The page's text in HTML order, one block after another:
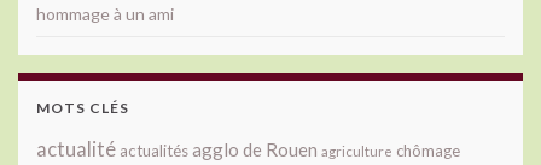
hommage à un ami
MOTS CLÉS
actualité actualitésagglo de Rouen agriculture chômage